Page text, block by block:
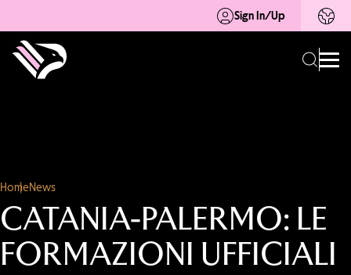
Sign In/Up
HomeNews
CATANIA-PALERMO: LE
FORMAZIONI UFFICIALI